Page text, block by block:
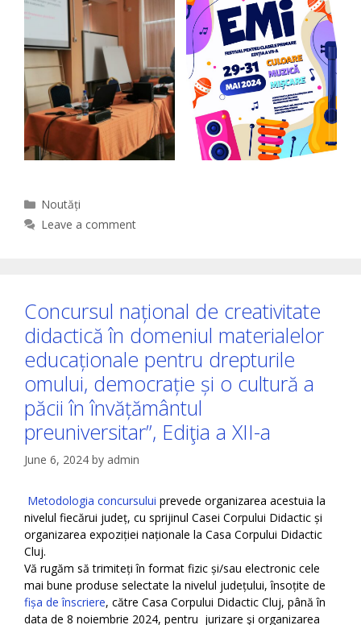
Categories
Noutăți
Leave a comment
Concursul național de creativitate
didactică în domeniul materialelor
educaționale pentru drepturile
omului, democrație și o cultură a
păcii în învățământul
preuniversitar”, Ediţia a XII-a
June 6, 2024 by admin
Metodologia concursului prevede organizarea acestuia la
nivelul fiecărui județ, cu sprijinul Casei Corpului Didactic și
organizarea expoziției naționale la Casa Corpului Didactic
Cluj.
Vă rugăm să trimiteți în format fizic și/sau electronic cele
mai bune produse selectate la nivelul județului, însoțite de
fișa de înscriere, către Casa Corpului Didactic Cluj, până în
data de 8 noiembrie 2024, pentru jurizare şi organizarea